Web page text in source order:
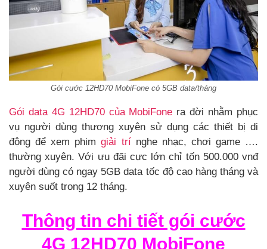
Gói cước 12HD70 MobiFone có 5GB data/tháng
Gói data 4G 12HD70 của MobiFone ra đời nhằm phục
vụ người dùng thương xuyên sử dụng các thiết bị di
động để xem phimgiải trí nghe nhạc, chơi game ….
thường xuyên. Với ưu đãi cực lớn chỉ tốn 500.000 vnđ
người dùng có ngay 5GB data tốc độ cao hàng tháng và
xuyên suốt trong 12 tháng.
Thông tin chi tiết gói cước
4G 12HD70 MobiFone